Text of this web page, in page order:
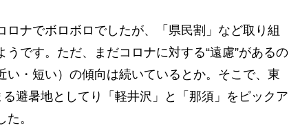
ナでボロボロでしたが、「県民割」など取り組
です。ただ、まだコロナに対する“遠慮”があるの
い・短い）の傾向は続いているとか。そこで、東
避暑地としてり「軽井沢」と「那須」をピックア
。